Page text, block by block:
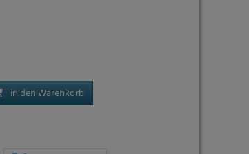
in den Warenkorb